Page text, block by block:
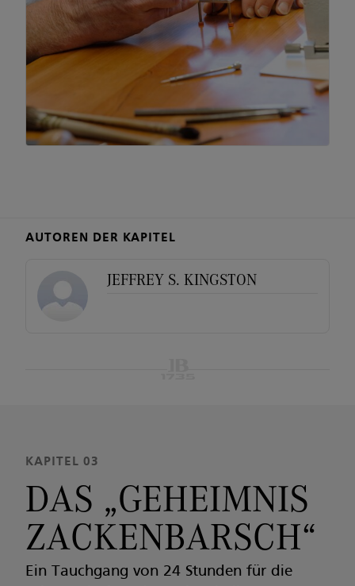
AUTOREN DER KAPITEL
JEFFREY S. KINGSTON
KAPITEL 03
DAS „GEHEIMNIS
ZACKENBARSCH“
Ein Tauchgang von 24 Stunden für die